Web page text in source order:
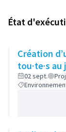
État
Création
tou·te·s
02 sept.